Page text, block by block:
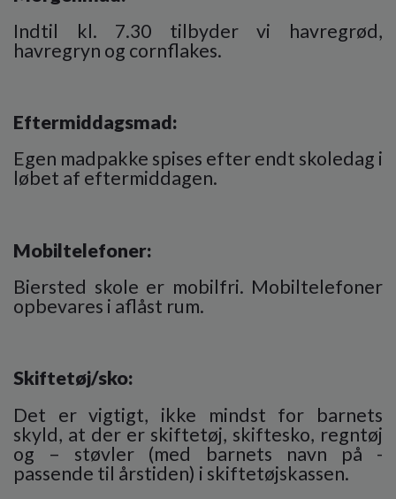
Indtil kl. 7.30 tilbyder vi havregrød,
havregryn og cornflakes.
Eftermiddagsmad:
Egen madpakke spises efter endt skoledag i
løbet af eftermiddagen.
Mobiltelefoner:
Biersted skole er mobilfri. Mobiltelefoner
opbevares i aflåst rum.
Skiftetøj/sko:
Det er vigtigt, ikke mindst for barnets
skyld, at der er skiftetøj, skiftesko, regntøj
og – støvler (med barnets navn på -
passende til årstiden) i skiftetøjskassen.